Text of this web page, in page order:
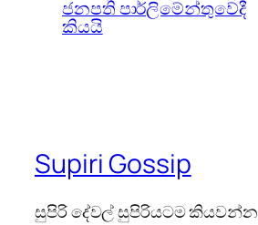
ජනපති පාර්ලිමේන්තුවේදී
කියයි
Supiri Gossip
සුපිරි දේවල් සුපිරියටම කියවන්න